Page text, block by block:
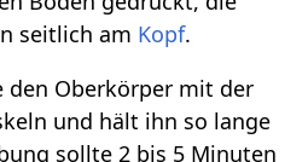
seitlich am Kopf.
den Oberkörper mit der
und hält ihn so lange
sollte 2 bis 5 Minuten